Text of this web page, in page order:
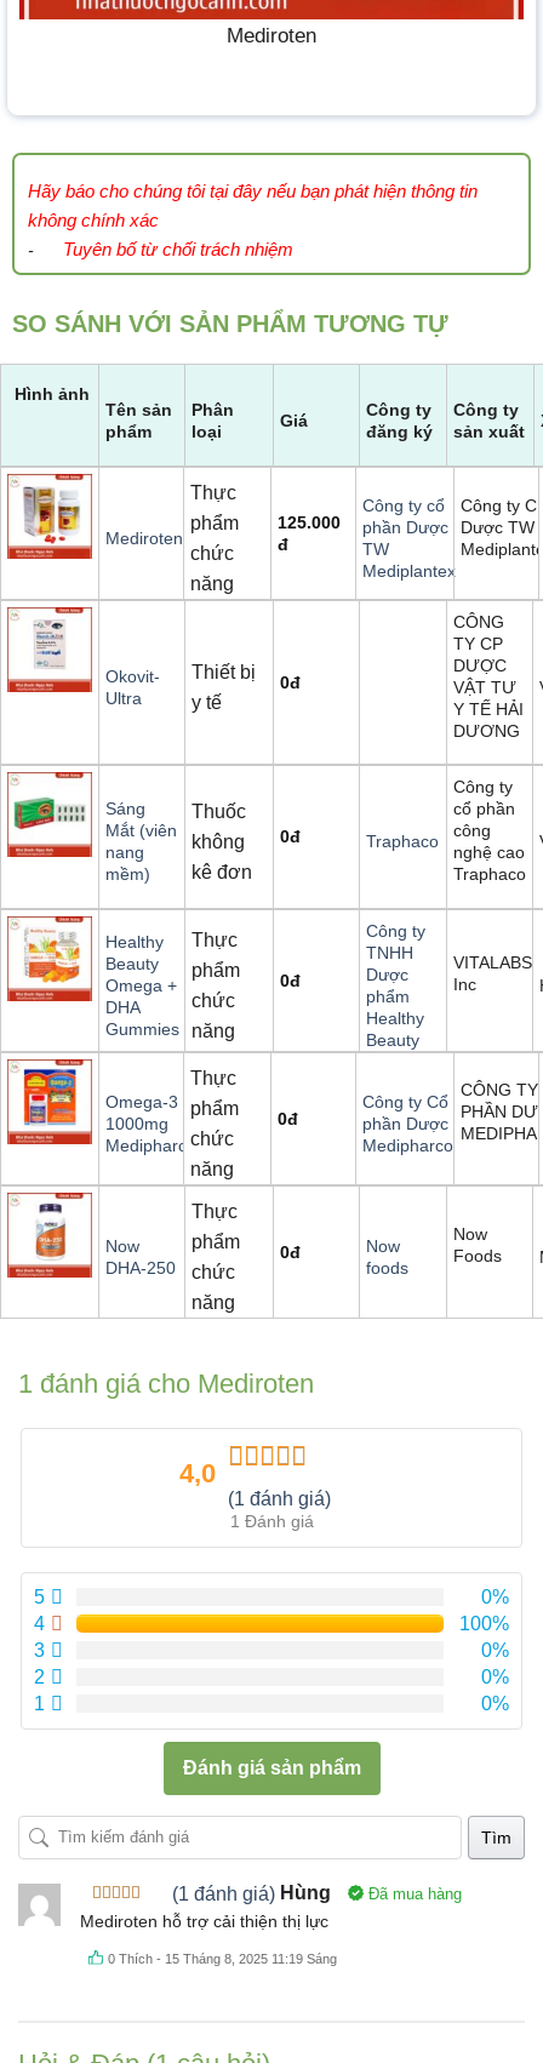
Mediroten
Hãy báo cho chúng tôi tại đây nếu bạn phát hiện thông tin
không chính xác
- Tuyên bố từ chối trách nhiệm
SO SÁNH VỚI SẢN PHẨM TƯƠNG TỰ
Hình ảnh
Tên sản
phẩm
Phân
loại
Giá
Công ty
đăng ký
Công ty
sản xuất
Mediroten
Thực
phẩm
chức
năng
125.000
đ
Công ty cổ
phần Dược
TW
Mediplantex
Công ty
Dược TW
Okovit-
Ultra
Thiết bị
y tế
0đ
CÔNG
TY CP
DƯỢC
VẬT TƯ
Y TẾ HẢI
DƯƠNG
Sáng
Mắt (viên
nang
mềm)
Thuốc
không
kê đơn
0đ Traphaco
Công ty
cổ phần
công
nghệ cao
Traphaco
Healthy
Beauty
Omega +
DHA
Gummies
Thực
phẩm
chức
năng
0đ
Công ty
TNHH
Dược
phẩm
Healthy
Beauty
VITALABS,
Inc
Omega-3
1000mg
Medipharco
Thực
phẩm
chức
năng
0đ
Công ty Cổ
phần Dược
Medipharco
CÔNG TY
PHẦN
Now
DHA-250
Thực
phẩm
chức
năng
0đ
Now
foods
Now
Foods
1 đánh giá cho Mediroten
4,0
Được xếp
hạng 4.00
5 sao
(1 đánh giá)
1 Đánh giá
5
0%
4
100%
3
0%
2
0%
1
0%
Đánh giá sản phẩm
Tìm
Được xếp
hạng45
sao
(1 đánh giá) Hùng Đã mua hàng
Mediroten hỗ trợ cải thiện thị lực
0 Thích - 15 Tháng 8, 2025 11:19 Sáng